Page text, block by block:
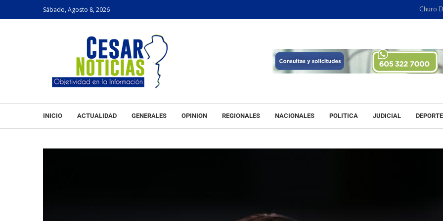
Sábado, Agosto 8, 2026 Churo Díaz
INICIO ACTUALIDAD GENERALES OPINION REGIONALES NACIONALES POLITICA JUDICIAL